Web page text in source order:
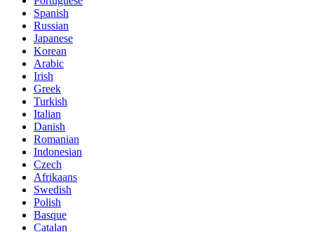
Spanish
Russian
Japanese
Korean
Arabic
Irish
Greek
Turkish
Italian
Danish
Romanian
Indonesian
Czech
Afrikaans
Swedish
Polish
Basque
Catalan